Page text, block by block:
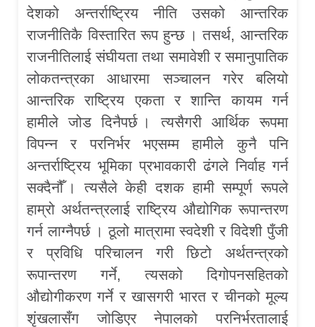
देशको अन्तर्राष्ट्रिय नीति उसको आन्तरिक
राजनीतिकै विस्तारित रूप हुन्छ । तसर्थ, आन्तरिक
राजनीतिलाई संघीयता तथा समावेशी र समानुपातिक
लोकतन्त्रका आधारमा सञ्चालन गरेर बलियो
आन्तरिक राष्ट्रिय एकता र शान्ति कायम गर्न
हामीले जोड दिनैपर्छ । त्यसैगरी आर्थिक रूपमा
विपन्न र परनिर्भर भएसम्म हामीले कुनै पनि
अन्तर्राष्ट्रिय भूमिका प्रभावकारी ढंगले निर्वाह गर्न
सक्दैनौँ । त्यसैले केही दशक हामी सम्पूर्ण रूपले
हाम्रो अर्थतन्त्रलाई राष्ट्रिय औद्योगिक रूपान्तरण
गर्न लाग्नैपर्छ । ठूलो मात्रामा स्वदेशी र विदेशी पुँजी
र प्रविधि परिचालन गरी छिटो अर्थतन्त्रको
रूपान्तरण गर्ने, त्यसको दिगोपनसहितको
औद्योगीकरण गर्ने र खासगरी भारत र चीनको मूल्य
शृंखलासँग जोडिएर नेपालको परनिर्भरतालाई